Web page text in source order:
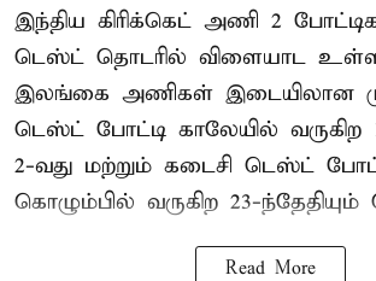
இந்திய கிரிக்கெட் அணி 2
டெஸ்ட் தொடரில் விளையாட
இலங்கை அணிகள் இடையிலான
டெஸ்ட் போட்டி காலேயில் வருகிற
2-வது மற்றும் கடைசி டெஸ்ட்
கொழும்பில் வருகிற 23-
Read More